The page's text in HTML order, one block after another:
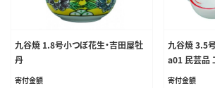
九谷焼 1.8号小つぼ花生・吉田屋牡
丹
寄付金額
九谷焼 3.5
a01 民芸品
寄付金額